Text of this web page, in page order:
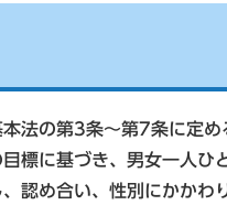
法の第3条～第7条に定
標に基づき、男女一人
認め合い、性別にかかわ